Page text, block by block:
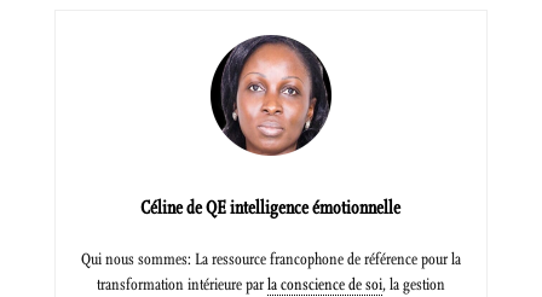
Céline de QE intelligence émotionnelle
Qui nous sommes: La ressource francophone de référence pour la
transformation intérieure parla conscience de soi, la gestion